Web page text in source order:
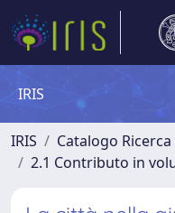
IRIS
IRIS Catalogo Ricerca
2.1 Contributo in